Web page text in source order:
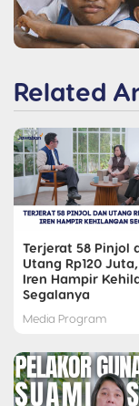
Related
Terjerat 58 Pinjol
Utang Rp120
Iren Hampir
Segalanya
Media Program